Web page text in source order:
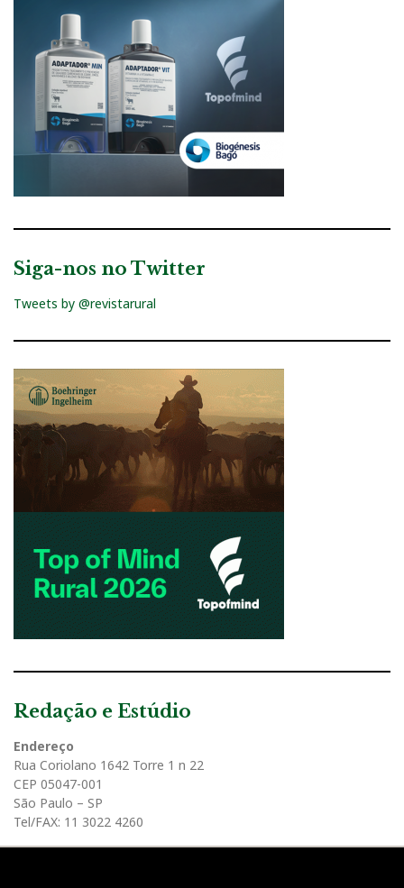
Siga-nos no Twitter
Tweets by @revistarural
Redação e Estúdio
Endereço
Rua Coriolano 1642 Torre 1 n 22
CEP 05047-001
São Paulo – SP
Tel/FAX: 11 3022 4260